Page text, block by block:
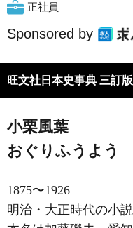
正社員
Sponsored by
旺文社日本史事典 三訂版
小栗風葉
おぐりふうよう
1875〜1926
明治・大正時代の小